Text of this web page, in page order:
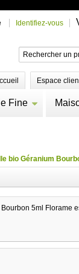
Identifiez-vous
Espace
Fine
bio Géranium
5ml Florame